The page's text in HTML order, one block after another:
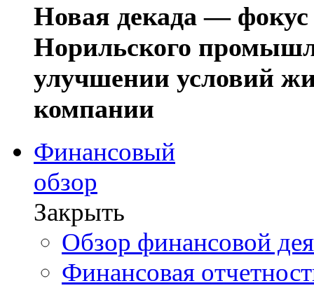
Новая декада — фокус
Норильского
улучшении условий
компании
Финансовый
обзор
Закрыть
Обзор финансовой
Финансовая